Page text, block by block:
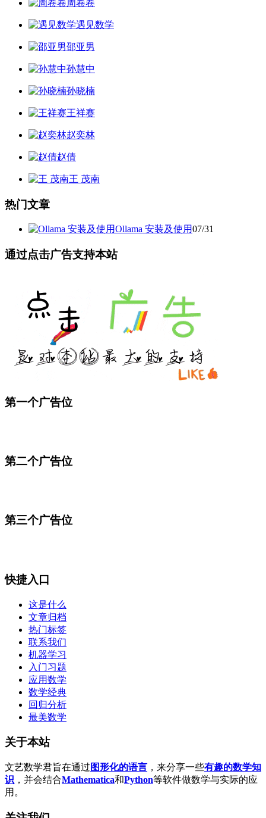
周卷卷
遇见数学
邵亚男
孙慧中
孙晓楠
王祥赛
赵奕林
赵倩
王 茂南
热门文章
Ollama 安装及使用07/31
通过点击广告支持本站
第一个广告位
第二个广告位
第三个广告位
快捷入口
这是什么
文章归档
热门标签
联系我们
机器学习
入门习题
应用数学
数学经典
回归分析
最美数学
关于本站
文艺数学君旨在通过 图形化的语言 ，来分享一些有趣的数学知
识 ，并会结合Mathematica和Python等软件做数学与实际的应
用。